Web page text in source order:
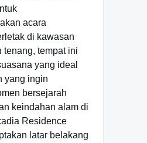
acara
di kawasan
tenang, tempat ini
yang ideal
yang ingin
bersejarah
keindahan alam di
Residence
latar belakang